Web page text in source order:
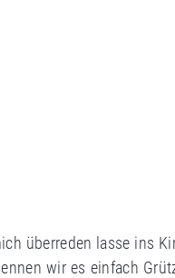
überreden lasse ins
wir es einfach